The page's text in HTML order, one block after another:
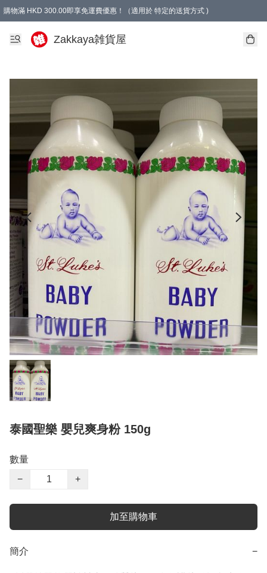
購物滿 HKD 300.00即享免運費優惠！（適用於 特定的送貨方式 )
Zakkaya雑貨屋
泰國聖樂 嬰兒爽身粉 150g
數量
−
+
加至購物車
簡介 −